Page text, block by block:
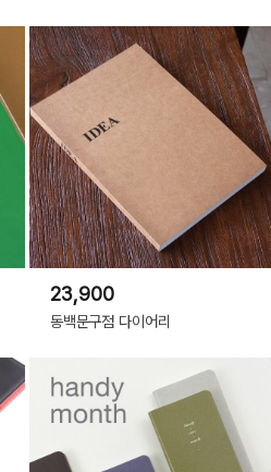
23,900
동백문구점 다이어리